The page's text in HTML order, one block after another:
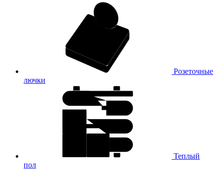
Розеточные
лючки
Теплый
пол